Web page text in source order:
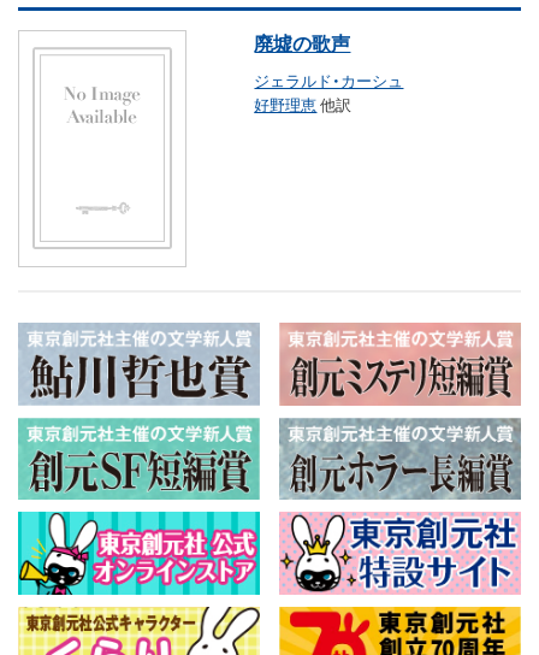
廃墟の歌声
ジェラルド・カーシュ
好野理恵他訳